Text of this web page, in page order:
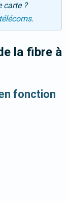
carte ?
la fibre à
fonction